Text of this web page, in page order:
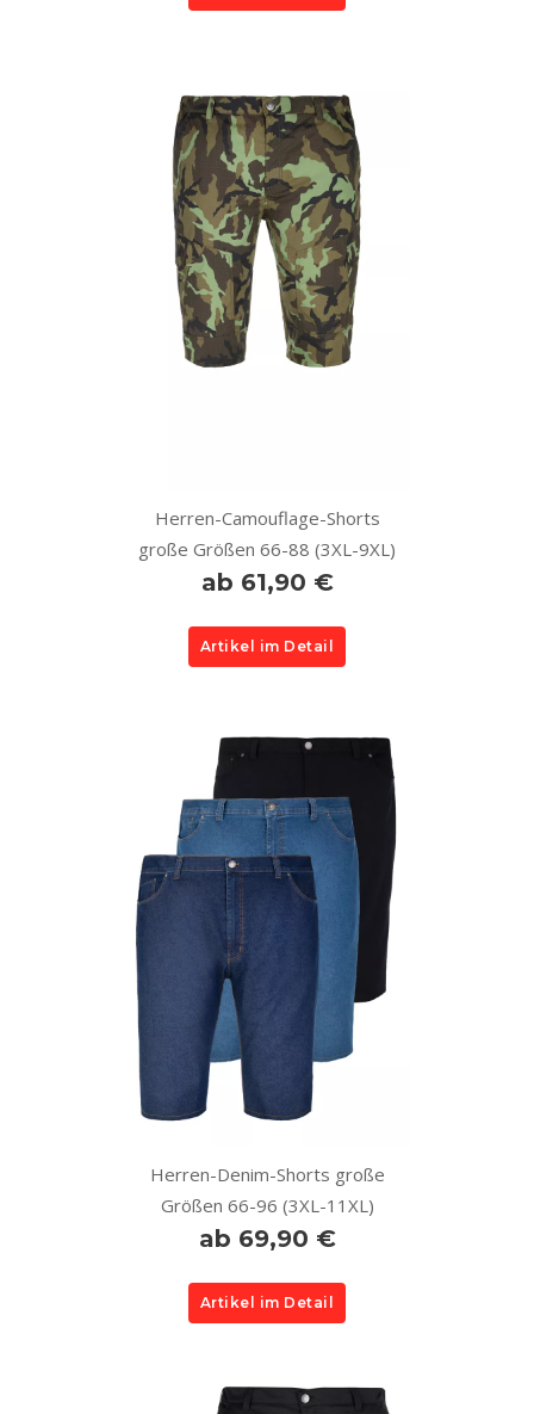
Herren-Camouflage-Shorts
große Größen 66-88 (3XL-9XL)
ab 61,90 €
Artikel im Detail
Herren-Denim-Shorts große
Größen 66-96 (3XL-11XL)
ab 69,90 €
Artikel im Detail